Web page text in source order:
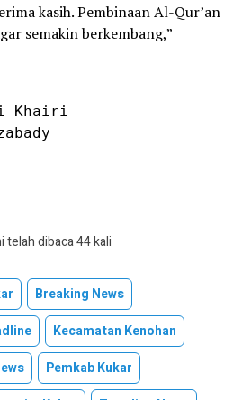
kasih. Pembinaan Al-Qur’an
semakin berkembang,”
Khairi
telah dibaca 44 kali
Breaking News
Kecamatan Kenohan
Pemkab Kukar